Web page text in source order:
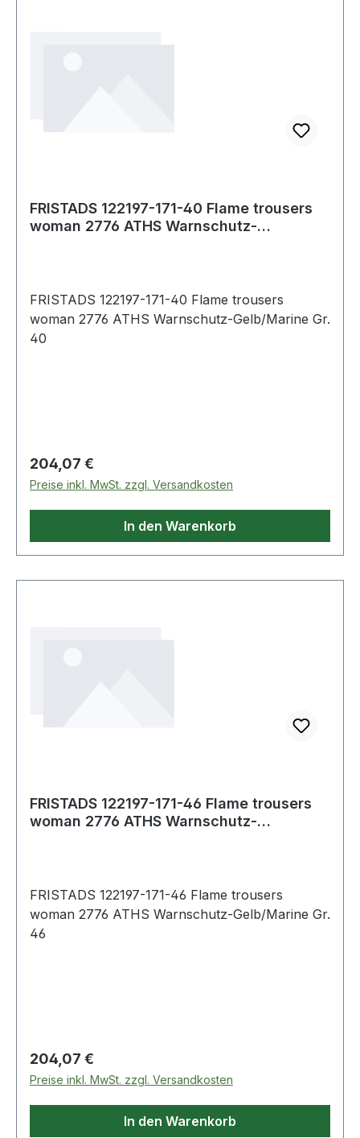
FRISTADS 122197-171-40 Flame trousers
woman 2776 ATHS Warnschutz-
FRISTADS 122197-171-40 Flame trousers
woman 2776 ATHS Warnschutz-Gelb/Marine Gr.
40
Regulärer Preis:
204,07 €
Preise inkl. MwSt. zzgl. Versandkosten
In den Warenkorb
FRISTADS 122197-171-46 Flame trousers
woman 2776 ATHS Warnschutz-
FRISTADS 122197-171-46 Flame trousers
woman 2776 ATHS Warnschutz-Gelb/Marine Gr.
46
Regulärer Preis:
204,07 €
Preise inkl. MwSt. zzgl. Versandkosten
In den Warenkorb